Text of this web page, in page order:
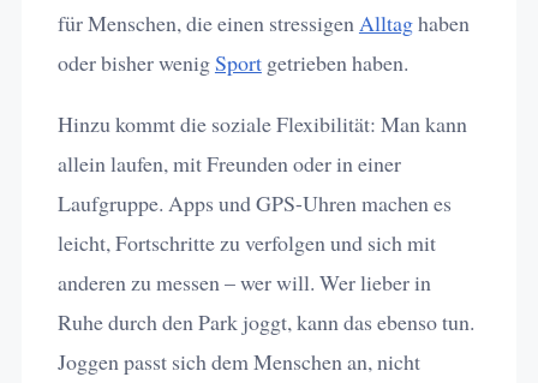
für Menschen, die einen stressigenAlltaghaben
oder bisher wenigSportgetrieben haben.
Hinzu kommt die soziale Flexibilität: Man kann
allein laufen, mit Freunden oder in einer
Laufgruppe. Apps und GPS-Uhren machen es
leicht, Fortschritte zu verfolgen und sich mit
anderen zu messen – wer will. Wer lieber in
Ruhe durch den Park joggt, kann das ebenso tun.
Joggen passt sich dem Menschen an, nicht